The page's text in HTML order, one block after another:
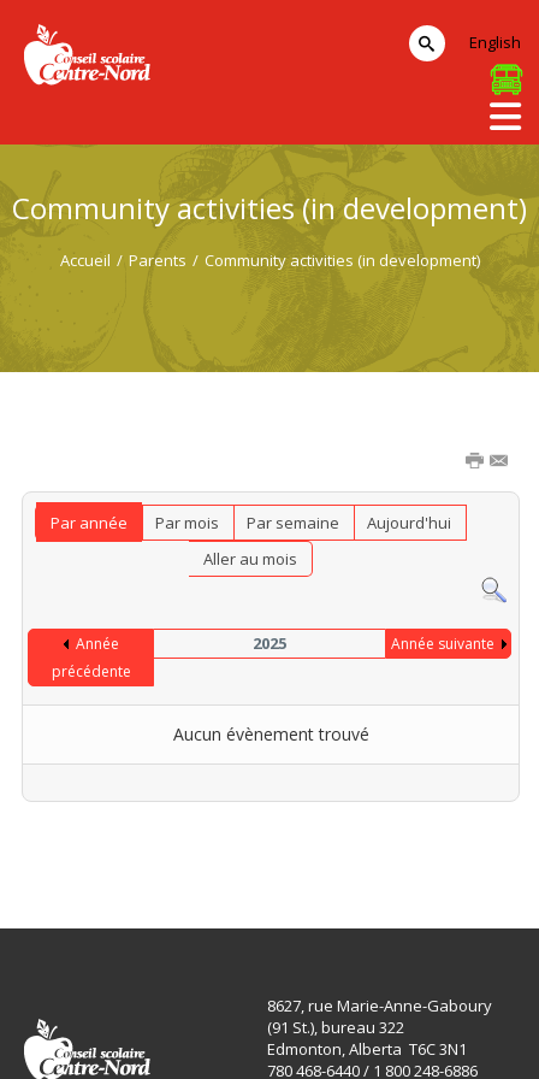
Community activities (in development)
Accueil / Parents / Community activities (in development)
Par année Par mois Par semaine
Aujourd'hui
Aller au mois
Année
précédente
2025 Année suivante
Aucun évènement trouvé
Limite de la pagination
English
8627, rue Marie-Anne-Gaboury
(91 St.), bureau 322
Edmonton, Alberta T6C 3N1
780 468-6440 / 1 800 248-6886